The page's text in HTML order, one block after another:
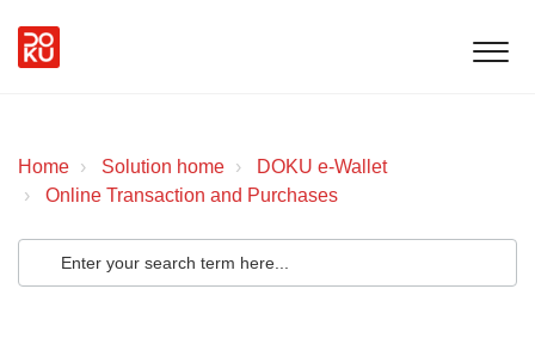
Home Solution home
DOKU e-Wallet
Online Transaction and Purchases